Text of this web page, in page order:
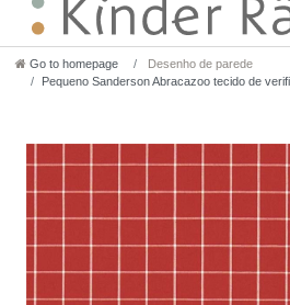
Go to homepage
Desenho de parede
Pequeno Sanderson Abracazoo tecido de